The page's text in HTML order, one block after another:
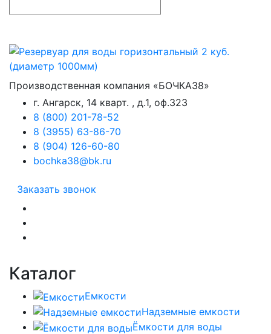
Производственная компания «БОЧКА38»
г. Ангарск, 14 кварт. , д.1, оф.323
8 (800) 201-78-52
8 (3955) 63-86-70
8 (904) 126-60-80
bochka38@bk.ru
Заказать звонок
Каталог
Емкости
Надземные емкости
Ёмкости для воды